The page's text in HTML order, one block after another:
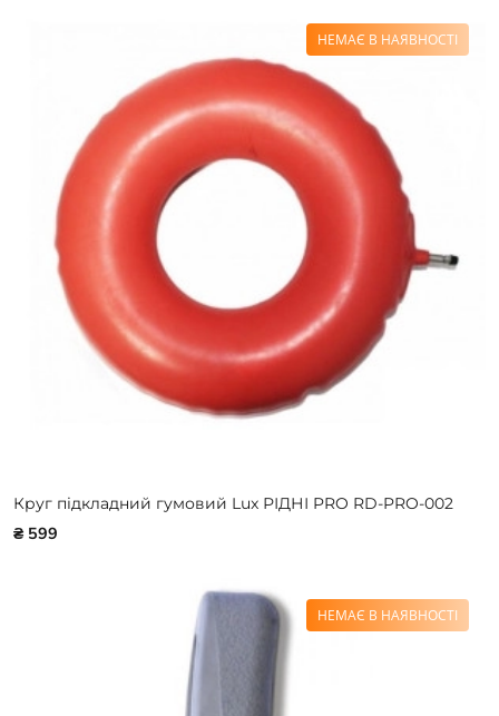
НЕМАЄ В НАЯВНОСТІ
Круг підкладний гумовий Lux РІДНІ PRO RD-PRO-002
₴ 599
НЕМАЄ В НАЯВНОСТІ